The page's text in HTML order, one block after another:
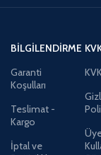
BILGILENDIRME
Garanti
Koşulları
Teslimat -
Kargo
İptal ve